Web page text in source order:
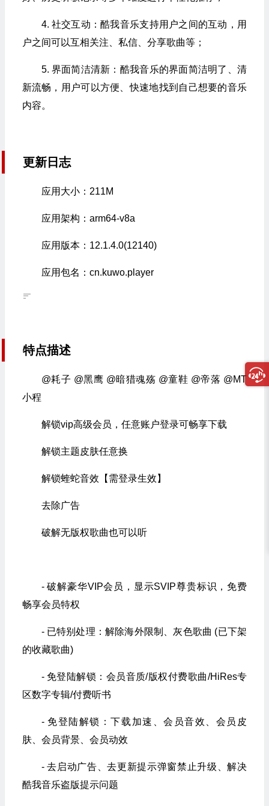
4. 社交互动：酷我音乐支持用户之间的互动，用
户之间可以互相关注、私信、分享歌曲等；
5. 界面简洁清新：酷我音乐的界面简洁明了、清
新流畅，用户可以方便、快速地找到自己想要的音乐
内容。
更新日志
应用大小：211M
应用架构：arm64-v8a
应用版本：12.1.4.0(12140)
应用包名：cn.kuwo.player
特点描述
@耗子 @黑鹰 @暗猎魂殇 @童鞋 @帝落 @MT
小程
解锁vip高级会员，任意账户登录可畅享下载
解锁主题皮肤任意换
解锁蝰蛇音效【需登录生效】
去除广告
破解无版权歌曲也可以听
- 破解豪华VIP会员，显示SVIP尊贵标识，免费
畅享会员特权
- 已特别处理：解除海外限制、灰色歌曲 (已下架
的收藏歌曲)
- 免登陆解锁：会员音质/版权付费歌曲/HiRes专
区数字专辑/付费听书
- 免登陆解锁：下载加速、会员音效、会员皮
肤、会员背景、会员动效
- 去启动广告、去更新提示弹窗禁止升级、解决
酷我音乐盗版提示问题